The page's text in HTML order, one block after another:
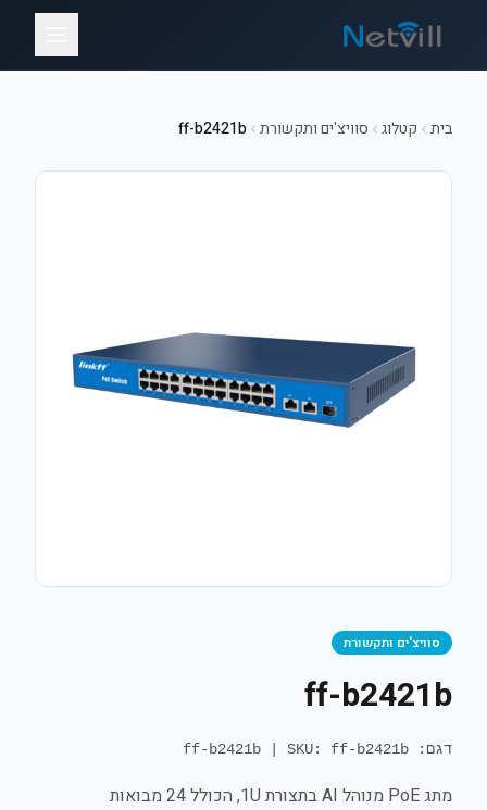
בית קטלוג סוויצ'ים ותקשורת ff-b2421b
סוויצ'ים ותקשורת
ff-b2421b
דגם: ff-b2421b SKU: ff-b2421b
מתג PoE מנוהל AI בתצורת 1U, הכולל 24 מבואות